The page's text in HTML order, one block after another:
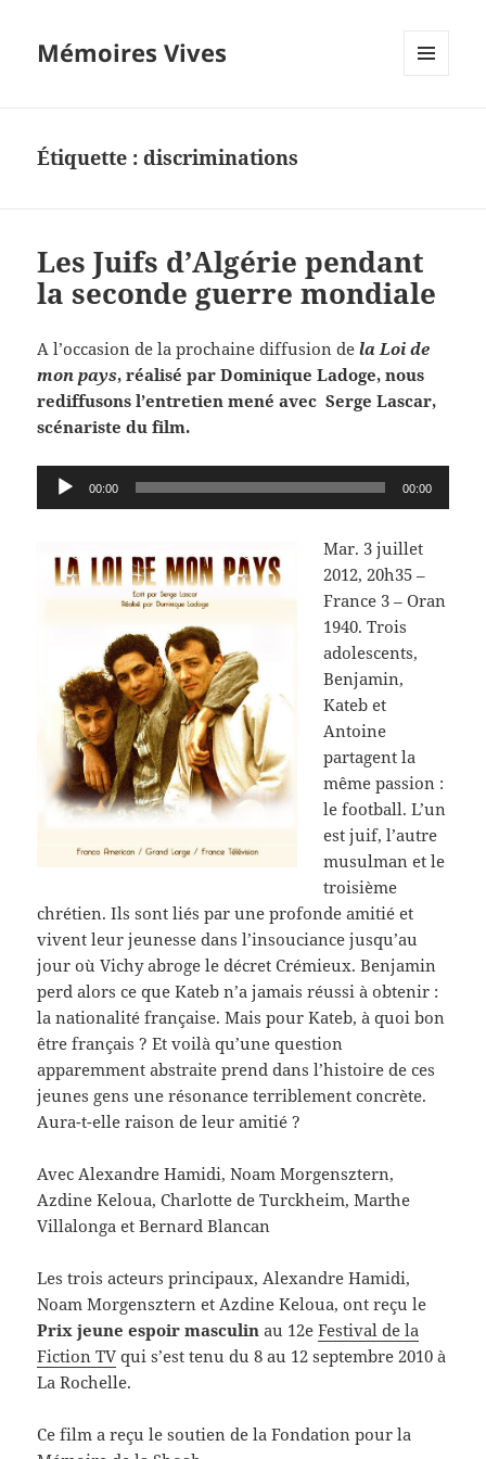
Mémoires Vives
Étiquette :discriminations
Les Juifs d’Algérie pendant
la seconde guerre mondiale
A l’occasion de la prochaine diffusion dela Loi de
mon pays, réalisé par Dominique Ladoge, nous
rediffusons l’entretien mené avec Serge Lascar,
scénariste du film.
Lecteur
audio
00:00 00:00
Mar. 3 juillet
2012, 20h35 –
France 3 – Oran
1940. Trois
adolescents,
Benjamin,
Kateb et
Antoine
partagent la
même passion :
le football. L’un
est juif, l’autre
musulman et le
troisième
chrétien. Ils sont liés par une profonde amitié et
vivent leur jeunesse dans l’insouciance jusqu’au
jour où Vichy abroge le décret Crémieux. Benjamin
perd alors ce que Kateb n’a jamais réussi à obtenir :
la nationalité française. Mais pour Kateb, à quoi bon
être français ? Et voilà qu’une question
apparemment abstraite prend dans l’histoire de ces
jeunes gens une résonance terriblement concrète.
Aura-t-elle raison de leur amitié ?
Avec Alexandre Hamidi, Noam Morgensztern,
Azdine Keloua, Charlotte de Turckheim, Marthe
Villalonga et Bernard Blancan
Les trois acteurs principaux, Alexandre Hamidi,
Noam Morgensztern et Azdine Keloua, ont reçu le
Prix jeune espoir masculin au 12eFestival de la
Fiction TV qui s’est tenu du 8 au 12 septembre 2010 à
La Rochelle.
Ce film a reçu le soutien de la Fondation pour la